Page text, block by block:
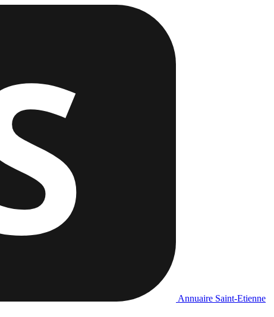
Annuaire Saint-Etienne